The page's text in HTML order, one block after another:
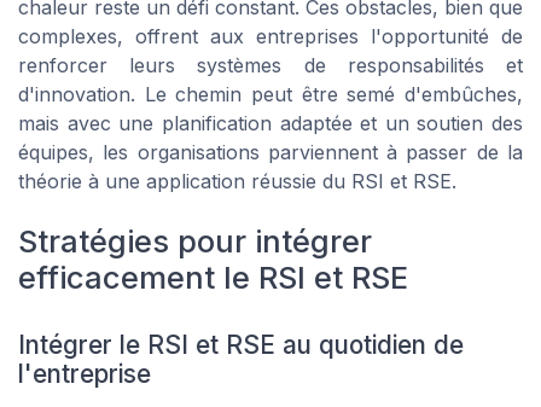
chaleur reste un défi constant. Ces obstacles, bien que
complexes, offrent aux entreprises l'opportunité de
renforcer leurs systèmes de responsabilités et
d'innovation. Le chemin peut être semé d'embûches,
mais avec une planification adaptée et un soutien des
équipes, les organisations parviennent à passer de la
théorie à une application réussie du RSI et RSE.
Stratégies pour intégrer
efficacement le RSI et RSE
Intégrer le RSI et RSE au quotidien de
l'entreprise